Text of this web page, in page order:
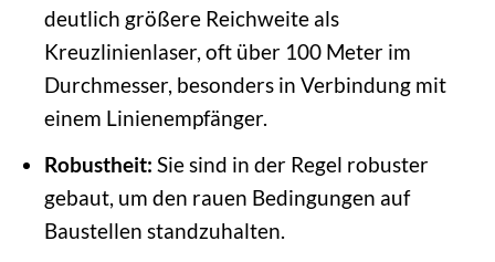
deutlich größere Reichweite als
Kreuzlinienlaser, oft über 100 Meter im
Durchmesser, besonders in Verbindung mit
einem Linienempfänger.
Robustheit: Sie sind in der Regel robuster
gebaut, um den rauen Bedingungen auf
Baustellen standzuhalten.